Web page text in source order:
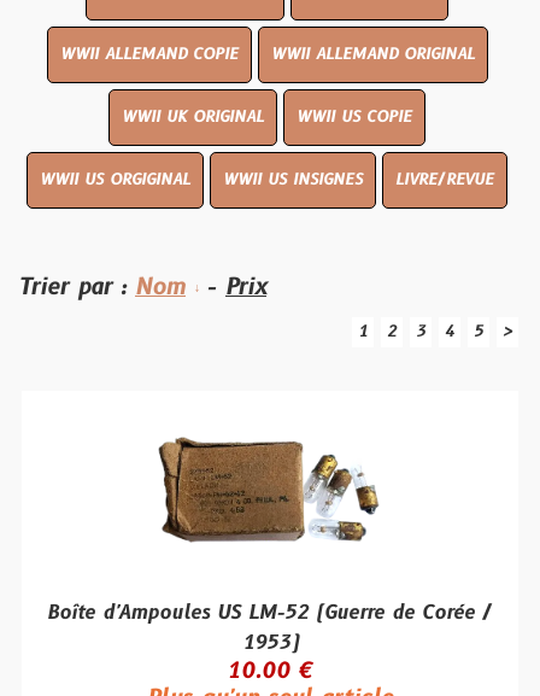
WWII ALLEMAND COPIE WWII ALLEMAND ORIGINAL
WWII UK ORIGINAL WWII US COPIE
WWII US ORGIGINAL WWII US INSIGNES LIVRE/REVUE
Trier par : Nom - Prix
1 2 3 4 5 >
Boîte d'Ampoules US LM-52 (Guerre de Corée /
1953)
10.00 €